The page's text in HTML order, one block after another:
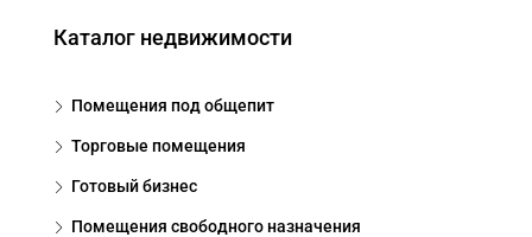
Каталог недвижимости
Помещения под общепит
Торговые помещения
Готовый бизнес
Помещения свободного назначения